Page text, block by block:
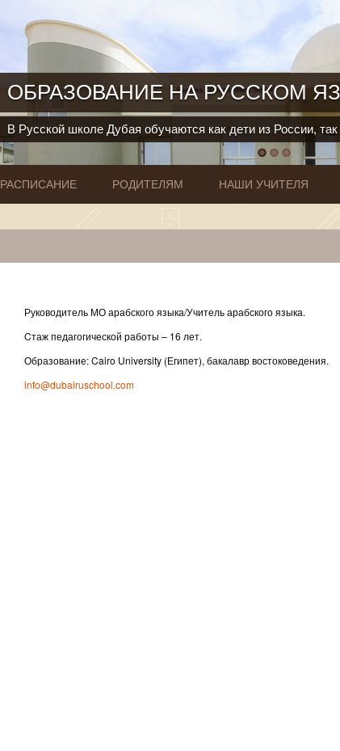
ОБРАЗОВАНИЕ НА РУССКОМ
В Русской школе Дубая обучаются как дети из России, так
РАСПИСАНИЕ РОДИТЕЛЯМ НАШИ УЧИТЕЛЯ
Руководитель МО арабского языка/Учитель арабского языка.
Cтаж педагогической работы – 16 лет.
Образование: Cairo University (Египет), бакалавр востоковедения.
info@dubairuschool.com